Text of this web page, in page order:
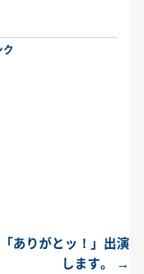
ク
ありがとッ！」出演
します。
→